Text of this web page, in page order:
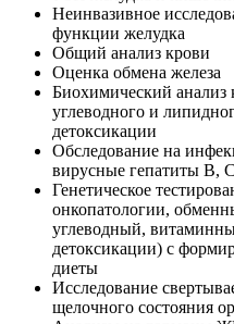
Неинвазивное
функции желудка
Общий анализ крови
Оценка обмена железа
Биохимический анализ
углеводного и
детоксикации
Обследование на
вирусные гепатиты В,
Генетическое
онкопатологии,
углеводный,
детоксикации) с
диеты
Исследование
щелочного состояния